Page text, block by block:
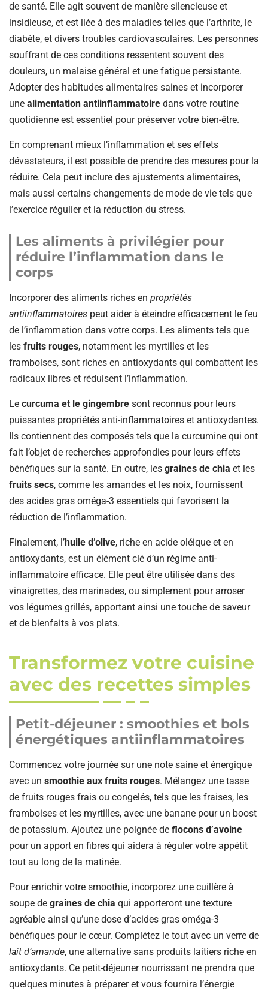
de santé. Elle agit souvent de manière silencieuse et
insidieuse, et est liée à des maladies telles que l’arthrite, le
diabète, et divers troubles cardiovasculaires. Les personnes
souffrant de ces conditions ressentent souvent des
douleurs, un malaise général et une fatigue persistante.
Adopter des habitudes alimentaires saines et incorporer
une alimentation antiinflammatoire dans votre routine
quotidienne est essentiel pour préserver votre bien-être.
En comprenant mieux l’inflammation et ses effets
dévastateurs, il est possible de prendre des mesures pour la
réduire. Cela peut inclure des ajustements alimentaires,
mais aussi certains changements de mode de vie tels que
l’exercice régulier et la réduction du stress.
Les aliments à privilégier pour
réduire l’inflammation dans le
corps
Incorporer des aliments riches en propriétés
antiinflammatoires peut aider à éteindre efficacement le feu
de l’inflammation dans votre corps. Les aliments tels que
les fruits rouges, notamment les myrtilles et les
framboises, sont riches en antioxydants qui combattent les
radicaux libres et réduisent l’inflammation.
Le curcuma et le gingembre sont reconnus pour leurs
puissantes propriétés anti-inflammatoires et antioxydantes.
Ils contiennent des composés tels que la curcumine qui ont
fait l’objet de recherches approfondies pour leurs effets
bénéfiques sur la santé. En outre, les graines de chia et les
fruits secs, comme les amandes et les noix, fournissent
des acides gras oméga-3 essentiels qui favorisent la
réduction de l’inflammation.
Finalement, l’huile d’olive, riche en acide oléique et en
antioxydants, est un élément clé d’un régime anti-
inflammatoire efficace. Elle peut être utilisée dans des
vinaigrettes, des marinades, ou simplement pour arroser
vos légumes grillés, apportant ainsi une touche de saveur
et de bienfaits à vos plats.
Transformez votre cuisine
avec des recettes simples
Petit-déjeuner : smoothies et bols
énergétiques antiinflammatoires
Commencez votre journée sur une note saine et énergique
avec un smoothie aux fruits rouges. Mélangez une tasse
de fruits rouges frais ou congelés, tels que les fraises, les
framboises et les myrtilles, avec une banane pour un boost
de potassium. Ajoutez une poignée de flocons d’avoine
pour un apport en fibres qui aidera à réguler votre appétit
tout au long de la matinée.
Pour enrichir votre smoothie, incorporez une cuillère à
soupe de graines de chia qui apporteront une texture
agréable ainsi qu’une dose d’acides gras oméga-3
bénéfiques pour le cœur. Complétez le tout avec un verre de
lait d’amande, une alternative sans produits laitiers riche en
antioxydants. Ce petit-déjeuner nourrissant ne prendra que
quelques minutes à préparer et vous fournira l’énergie